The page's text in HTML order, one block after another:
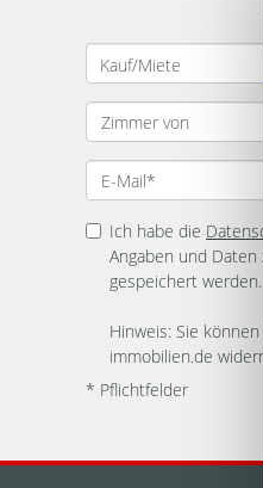
Ich habe die
Angaben und
gespeichert werden.
Hinweis: Sie
immobilien.de
* Pflichtfelder
Kundenbewertungen und
SEHR GUT